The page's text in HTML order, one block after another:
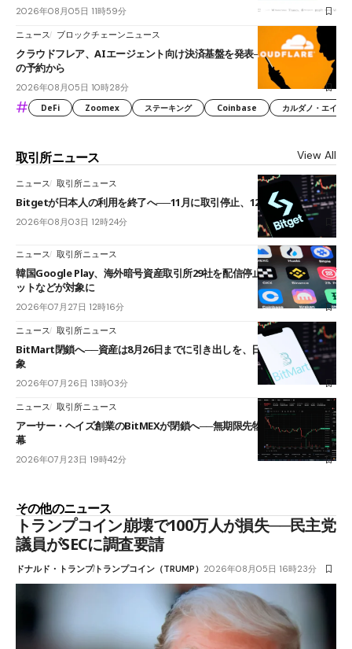
2026年08月05日 11時59分
ニュース ブロックチェーンニュース
クラウドフレア、AIエージェント向け決済基盤を発表──まずハンドル名
の予約から
2026年08月05日 10時28分
# DeFi Zoomex ステーキング Coinbase カルダノ・エイ
取引所ニュース View All
ニュース 取引所ニュース
Bitgetが日本人の利用を終了へ──11月に取引停止、12月末に強制決済
2026年08月03日 12時24分
ニュース 取引所ニュース
韓国Google Play、海外暗号資産取引所29社を配信停止──OKXやバイビ
ットなどが対象に
2026年07月27日 12時16分
ニュース 取引所ニュース
BitMart閉鎖へ──資産は8月26日までに引き出しを、日本人利用者も対
象
2026年07月26日 13時03分
ニュース 取引所ニュース
アーサー・ヘイズ創業のBitMEXが閉鎖へ──無期限先物を生んだ11年に
幕
2026年07月23日 19時42分
その他のニュース
トランプコイン崩壊で100万人が損失──民主党
議員がSECに調査要請
ドナルド・トランプトランプコイン（TRUMP） 2026年08月05日 16時23分